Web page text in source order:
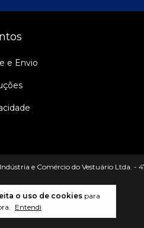
o uso de cookies para
Entendi
e Envio
e Comércio do Vestuário Ltda. -